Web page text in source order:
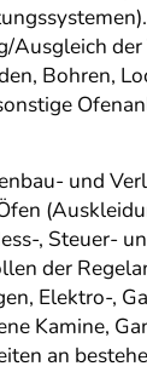
Ausgleich
Bohren,
und
, Steuer-
der
Elektro-,
Kamine,
an